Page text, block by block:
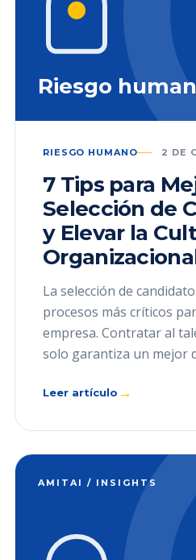
Riesgo
RIESGO HUMANO 2 DE
7 Tips para
Selección de
y Elevar la
La selección de
procesos más críticos
empresa. Contratar al
solo garantiza un mejor
Leer artículo →
AMITAI / INSIGHTS